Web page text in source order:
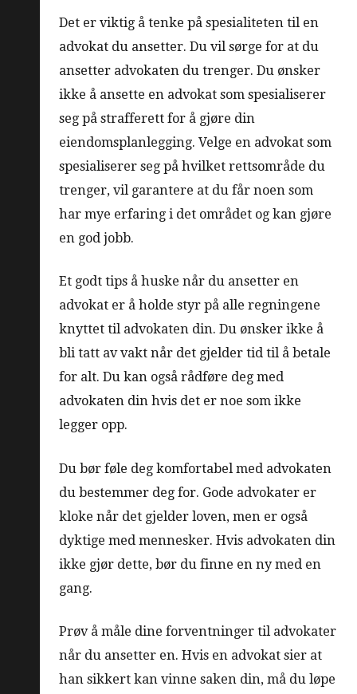
Det er viktig å tenke på spesialiteten til en
advokat du ansetter. Du vil sørge for at du
ansetter advokaten du trenger. Du ønsker
ikke å ansette en advokat som spesialiserer
seg på strafferett for å gjøre din
eiendomsplanlegging. Velge en advokat som
spesialiserer seg på hvilket rettsområde du
trenger, vil garantere at du får noen som
har mye erfaring i det området og kan gjøre
en god jobb.
Et godt tips å huske når du ansetter en
advokat er å holde styr på alle regningene
knyttet til advokaten din. Du ønsker ikke å
bli tatt av vakt når det gjelder tid til å betale
for alt. Du kan også rådføre deg med
advokaten din hvis det er noe som ikke
legger opp.
Du bør føle deg komfortabel med advokaten
du bestemmer deg for. Gode advokater er
kloke når det gjelder loven, men er også
dyktige med mennesker. Hvis advokaten din
ikke gjør dette, bør du finne en ny med en
gang.
Prøv å måle dine forventninger til advokater
når du ansetter en. Hvis en advokat sier at
han sikkert kan vinne saken din, må du løpe